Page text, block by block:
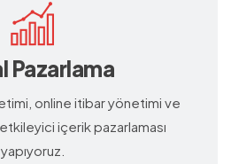
Pazarlama
online itibar yönetimi ve
içerik pazarlaması
yapıyoruz.